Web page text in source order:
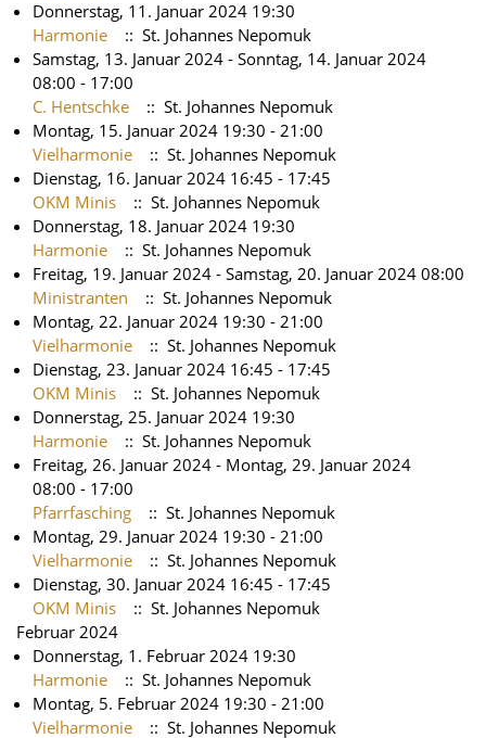
Donnerstag, 11. Januar 2024 19:30
Harmonie
:: St. Johannes Nepomuk
Samstag, 13. Januar 2024 - Sonntag, 14. Januar 2024
08:00 - 17:00
C. Hentschke
:: St. Johannes Nepomuk
Montag, 15. Januar 2024 19:30 - 21:00
Vielharmonie
:: St. Johannes Nepomuk
Dienstag, 16. Januar 2024 16:45 - 17:45
OKM Minis
:: St. Johannes Nepomuk
Donnerstag, 18. Januar 2024 19:30
Harmonie
:: St. Johannes Nepomuk
Freitag, 19. Januar 2024 - Samstag, 20. Januar 2024 08:00
Ministranten
:: St. Johannes Nepomuk
Montag, 22. Januar 2024 19:30 - 21:00
Vielharmonie
:: St. Johannes Nepomuk
Dienstag, 23. Januar 2024 16:45 - 17:45
OKM Minis
:: St. Johannes Nepomuk
Donnerstag, 25. Januar 2024 19:30
Harmonie
:: St. Johannes Nepomuk
Freitag, 26. Januar 2024 - Montag, 29. Januar 2024
08:00 - 17:00
Pfarrfasching
:: St. Johannes Nepomuk
Montag, 29. Januar 2024 19:30 - 21:00
Vielharmonie
:: St. Johannes Nepomuk
Dienstag, 30. Januar 2024 16:45 - 17:45
OKM Minis
:: St. Johannes Nepomuk
Februar 2024
Donnerstag, 1. Februar 2024 19:30
Harmonie
:: St. Johannes Nepomuk
Montag, 5. Februar 2024 19:30 - 21:00
Vielharmonie
:: St. Johannes Nepomuk